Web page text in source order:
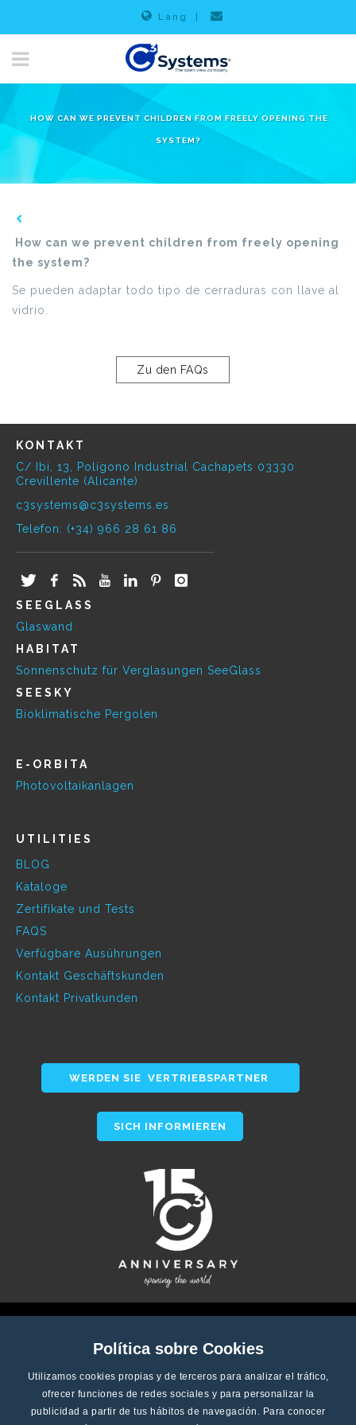
Política sobre Cookies
Utilizamos cookies propias y de terceros para analizar el tráfico,
ofrecer funciones de redes sociales y para personalizar la
publicidad a partir de tus hábitos de navegación. Para conocer
Lang
HOW CAN WE PREVENT CHILDREN FROM FREELY OPENING THE
SYSTEM?
How can we prevent children from freely opening
the system?
Se pueden adaptar todo tipo de cerraduras con llave al
vidrio.
Zu den FAQs
KONTAKT
C/ Ibi, 13, Polígono Industrial Cachapets 03330
Crevillente (Alicante)
c3systems@c3systems.es
Telefon: (+34) 966 28 61 86
SEEGLASS
Glaswand
HABITAT
Sonnenschutz für Verglasungen SeeGlass
SEESKY
Bioklimatische Pergolen
E-ORBITA
Photovoltaikanlagen
UTILITIES
BLOG
Kataloge
Zertifikate und Tests
FAQS
Verfügbare Ausührungen
Kontakt Geschäftskunden
Kontakt Privatkunden
WERDEN SIE VERTRIEBSPARTNER
SICH INFORMIEREN